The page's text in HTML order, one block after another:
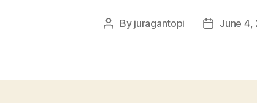
Post
By juragantopi
PostJune 4,